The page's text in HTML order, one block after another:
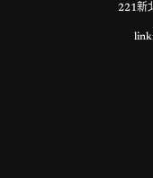
221新